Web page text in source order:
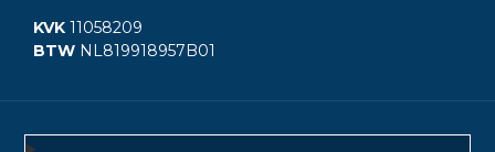
KVK 11058209
BTW NL819918957B01